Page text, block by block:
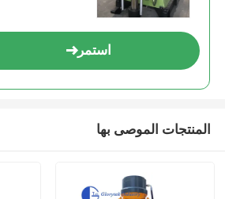
استمر
المنتجات الموصى بها